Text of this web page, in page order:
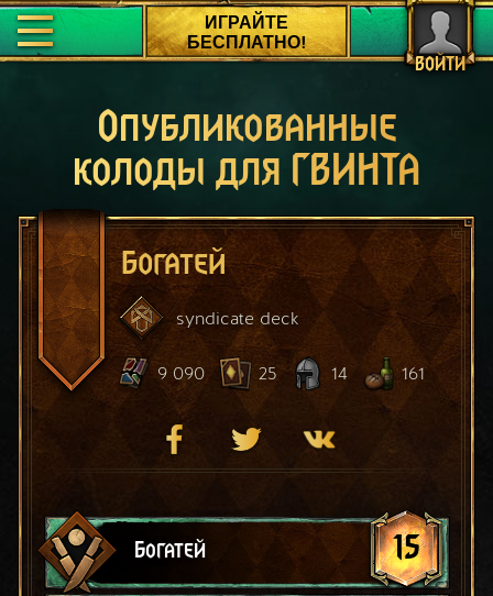
ВОЙТИ
ИГРАЙТЕ
БЕСПЛАТНО!
Опубликованные
колоды для ГВИНТА
Богатей
syndicate deck
9 090 25 14 161
Богатей 15